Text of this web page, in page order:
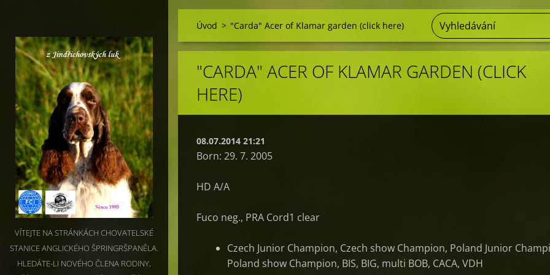
VÍTEJTE NA STRÁNKÁCH CHOVATELSKÉ
STANICE ANGLICKÉHO ŠPRINGRŠPANĚLA.
HLEDÁTE-LI NOVÉHO ČLENA RODINY,
Úvod > "Carda" Acer of Klamar garden (click here)
"CARDA" ACER OF KLAMAR GARDEN (CLICK
HERE)
08.07.2014 21:21
Born: 29. 7. 2005
HD A/A
Fuco neg., PRA Cord1 clear
Czech Junior Champion, Czech show Champion, Poland Junior
Poland show Champion, BIS, BIG, multi BOB, CACA, VDH